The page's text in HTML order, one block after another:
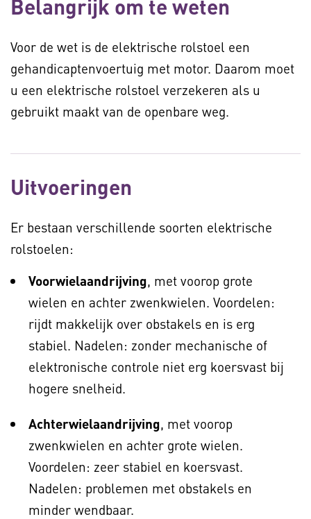
Belangrijk om te weten
Voor de wet is de elektrische rolstoel een
gehandicaptenvoertuig met motor. Daarom moet
u een elektrische rolstoel verzekeren als u
gebruikt maakt van de openbare weg.
Uitvoeringen
Er bestaan verschillende soorten elektrische
rolstoelen:
Voorwielaandrijving, met voorop grote
wielen en achter zwenkwielen. Voordelen:
rijdt makkelijk over obstakels en is erg
stabiel. Nadelen: zonder mechanische of
elektronische controle niet erg koersvast bij
hogere snelheid.
Achterwielaandrijving, met voorop
zwenkwielen en achter grote wielen.
Voordelen: zeer stabiel en koersvast.
Nadelen: problemen met obstakels en
minder wendbaar.